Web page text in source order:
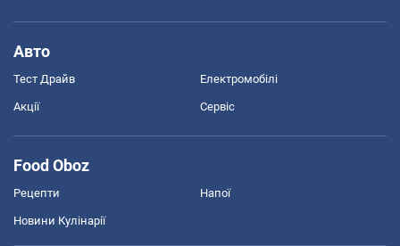
Авто
Тест Драйв Електромобілі
Акції Сервіс
Food Oboz
Рецепти Напої
Новини Кулінарії